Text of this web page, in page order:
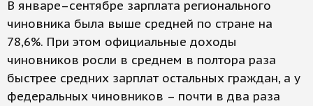
В январе–сентябре зарплата регионального
чиновника была выше средней по стране на
78,6%. При этом официальные доходы
чиновников росли в среднем в полтора раза
быстрее средних зарплат остальных граждан, а у
федеральных чиновников – почти в два раза